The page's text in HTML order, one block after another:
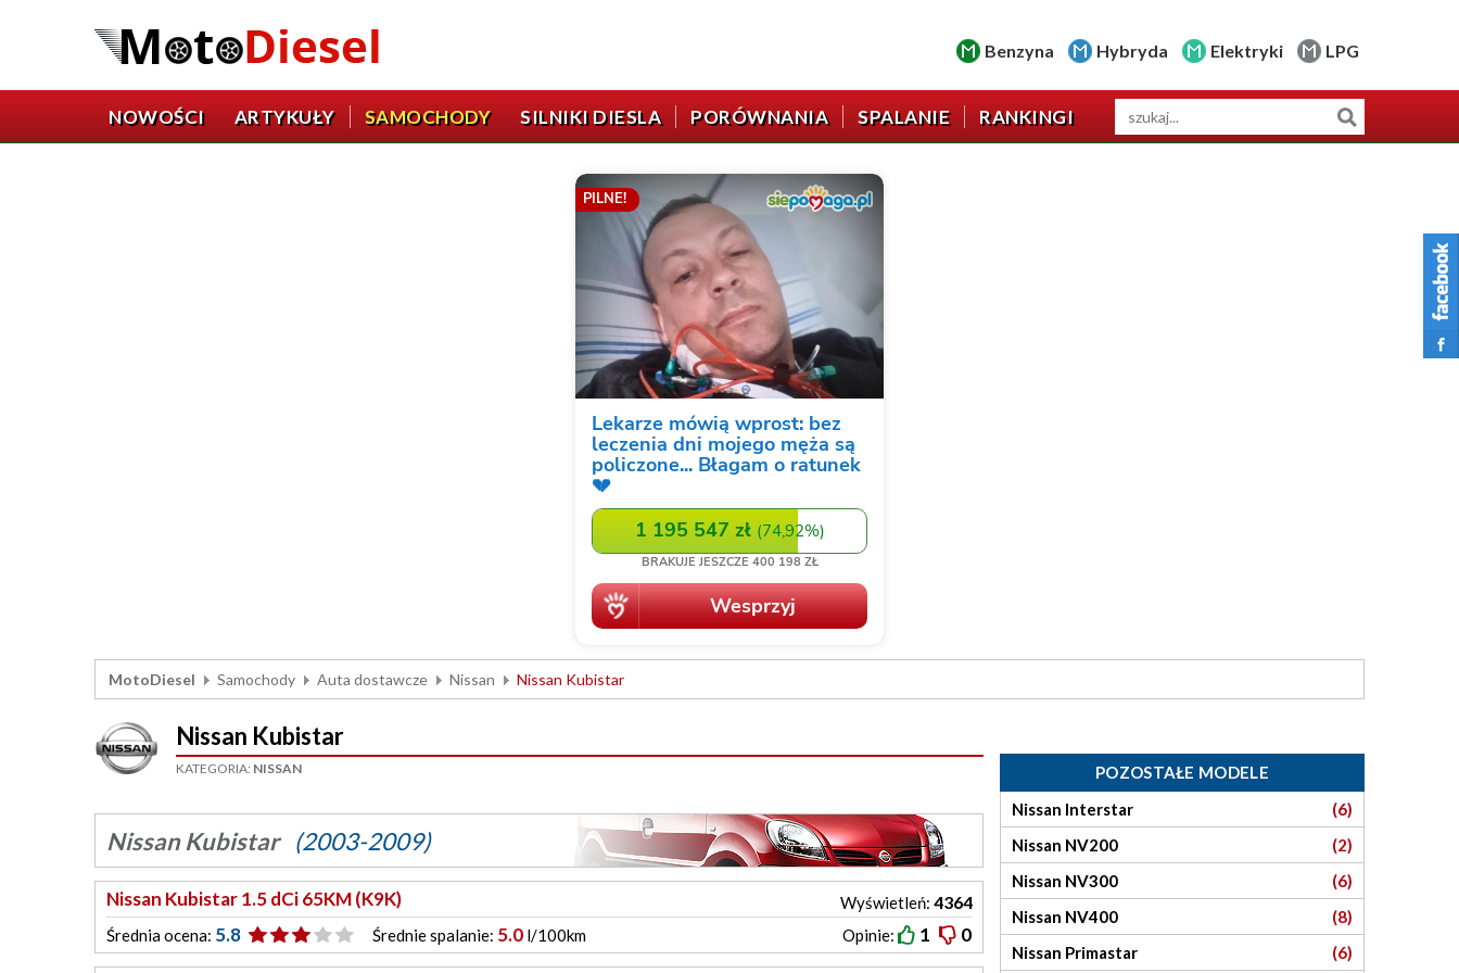
Benzyna Hybryda Elektryki LPG
NOWOŚCI ARTYKUŁY SAMOCHODY SILNIKI DIESLA PORÓWNANIA SPALANIE RANKINGI
MotoDiesel Samochody Auta dostawcze Nissan Nissan Kubistar
Nissan Kubistar
KATEGORIA: NISSAN
Nissan Kubistar (2003-2009)
Nissan Kubistar 1.5 dCi 65KM (K9K)
Średnia ocena: 5.8 Średnie spalanie: 5.0 l/100km Opinie: 1 0
Wyświetleń: 4364
POZOSTAŁE MODELE
Nissan Interstar
(6)
Nissan NV200
(2)
Nissan NV300
(6)
Nissan NV400
(8)
Nissan Primastar
(6)